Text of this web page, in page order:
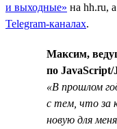
и выходные» на hh.ru,
Telegram-каналах.
Максим,
по JavaScript/
«В прошлом
с тем, что за
новую для